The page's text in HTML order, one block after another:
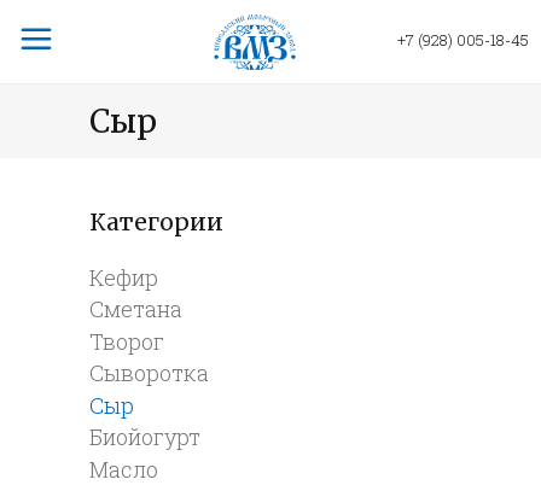
+7 (928) 005-18-45
Сыр
Категории
Кефир
Сметана
Творог
Сыворотка
Сыр
Биойогурт
Масло